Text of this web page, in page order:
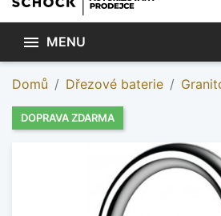
 MENU
Domů Dřezové baterie
DOPRAVA ZDARMA